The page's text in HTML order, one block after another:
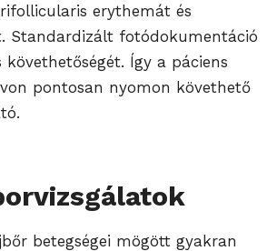
erythemát és
Standardizált fotódokumentáció
Így a páciens
pontosan nyomon követhető
betegségei mögött gyakran